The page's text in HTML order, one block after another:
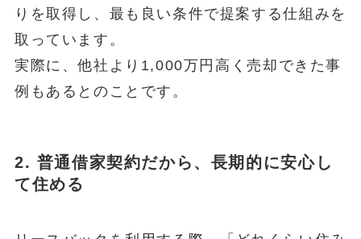
りを取得し、最も良い条件で提案する仕組みを
取っています。
実際に、他社より1,000万円高く売却できた事
例もあるとのことです。
2. 普通借家契約だから、長期的に安心し
て住める